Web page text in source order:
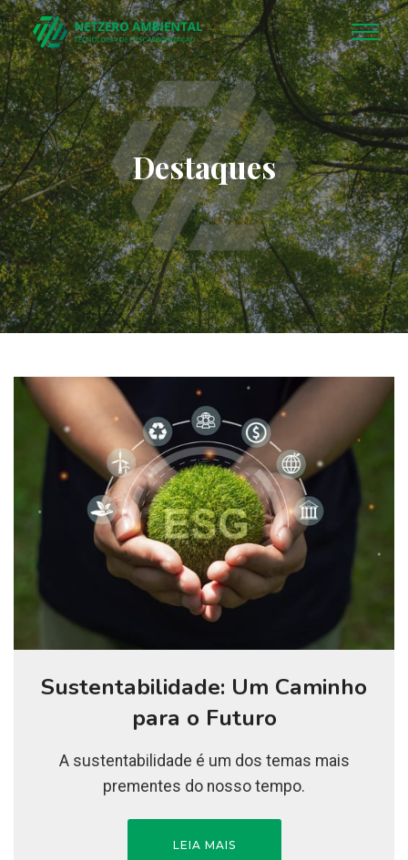
Destaques
Sustentabilidade: Um Caminho
para o Futuro
A sustentabilidade é um dos temas mais
prementes do nosso tempo.
LEIA MAIS